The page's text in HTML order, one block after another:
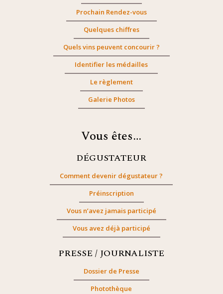
Prochain Rendez-vous
Quelques chiffres
Quels vins peuvent concourir ?
Identifier les médailles
Le règlement
Galerie Photos
Vous êtes…
DÉGUSTATEUR
Comment devenir dégustateur ?
Préinscription
Vous n’avez jamais participé
Vous avez déjà participé
PRESSE / JOURNALISTE
Dossier de Presse
Photothèque